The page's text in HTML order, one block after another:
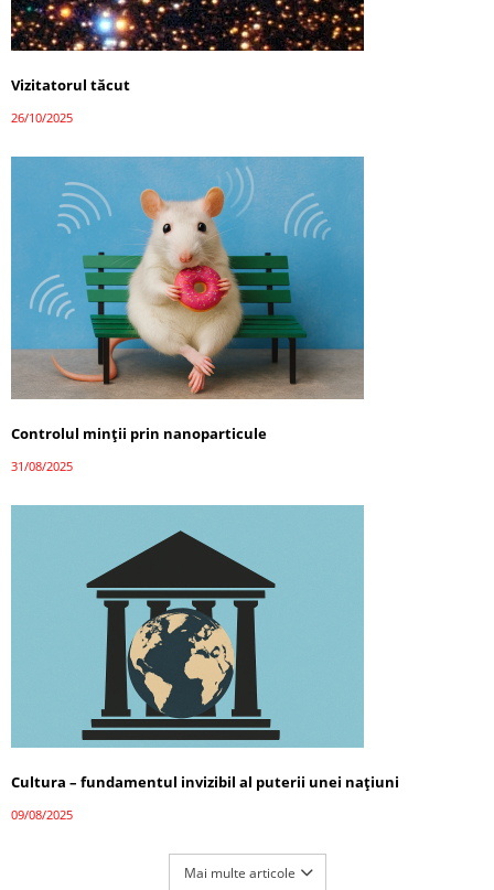
Vizitatorul tăcut
26/10/2025
Controlul minții prin nanoparticule
31/08/2025
Cultura – fundamentul invizibil al puterii unei națiuni
09/08/2025
Mai multe articole